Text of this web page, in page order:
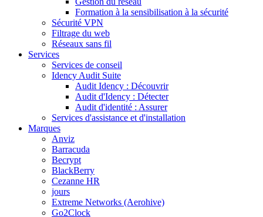
Formation à la sensibilisation à la sécurité
Sécurité VPN
Filtrage du web
Réseaux sans fil
Services
Services de conseil
Idency Audit Suite
Audit Idency : Découvrir
Audit d'Idency : Détecter
Audit d'identité : Assurer
Services d'assistance et d'installation
Marques
Anviz
Barracuda
Becrypt
BlackBerry
Cezanne HR
jours
Extreme Networks (Aerohive)
Go2Clock